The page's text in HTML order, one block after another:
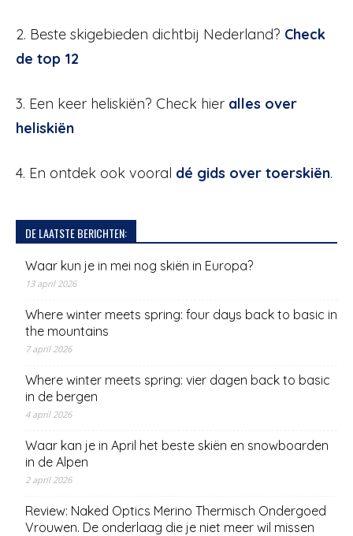
2. Beste skigebieden dichtbij Nederland? Check
de top 12
3. Een keer heliskiën? Check hier alles over
heliskiën
4. En ontdek ook vooral dé gids over toerskiën.
DE LAATSTE BERICHTEN:
Waar kun je in mei nog skiën in Europa?
13 april 2026
Where winter meets spring: four days back to basic in
the mountains
7 april 2026
Where winter meets spring: vier dagen back to basic
in de bergen
4 april 2026
Waar kan je in April het beste skiën en snowboarden
in de Alpen
2 april 2026
Review: Naked Optics Merino Thermisch Ondergoed
Vrouwen. De onderlaag die je niet meer wil missen